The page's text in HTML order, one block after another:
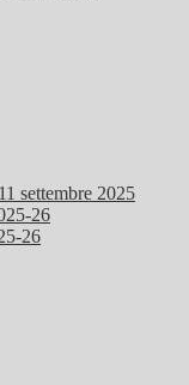
settembre 2025
26
26